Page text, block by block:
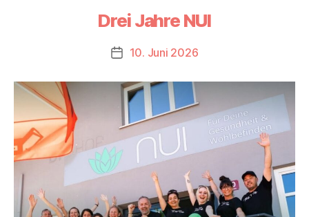
Drei Jahre NUI
Beitragsdatum
10. Juni 2026